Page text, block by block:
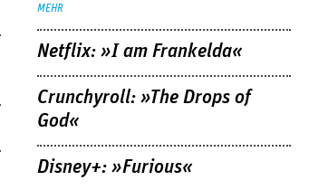
MEHR
Netflix: »I am Frankelda«
Crunchyroll: »The Drops of
God«
Disney+: »Furious«